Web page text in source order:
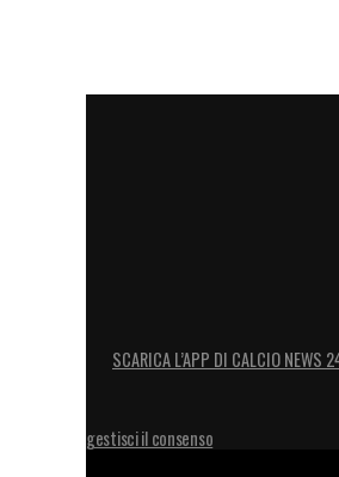
SCARICA L’APP DI CALCIO NEWS
gestisci il consenso